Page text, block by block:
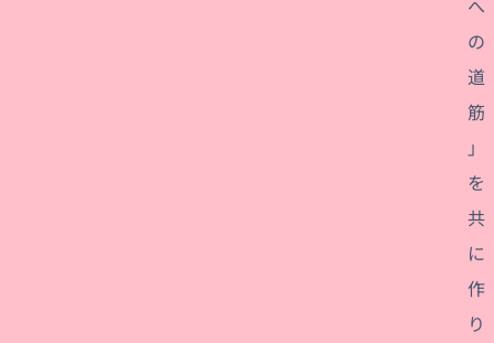
へ
の
道
筋
」
を
共
に
作
り